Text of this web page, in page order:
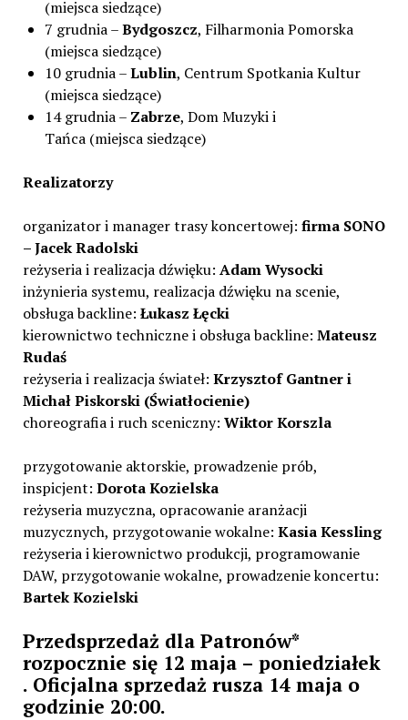
(miejsca siedzące)
7 grudnia –Bydgoszcz, Filharmonia Pomorska
(miejsca siedzące)
10 grudnia –Lublin, Centrum Spotkania Kultur
(miejsca siedzące)
14 grudnia – Zabrze, Dom Muzyki i
Tańca (miejsca siedzące)
Realizatorzy
organizator i manager trasy koncertowej: firma SONO
– Jacek Radolski
reżyseria i realizacja dźwięku: Adam Wysocki
inżynieria systemu, realizacja dźwięku na scenie,
obsługa backline: Łukasz Łęcki
kierownictwo techniczne i obsługa backline: Mateusz
Rudaś
reżyseria i realizacja świateł: Krzysztof Gantner i
Michał Piskorski (Światłocienie)
choreografia i ruch sceniczny: Wiktor Korszla
przygotowanie aktorskie, prowadzenie prób,
inspicjent: Dorota Kozielska
reżyseria muzyczna, opracowanie aranżacji
muzycznych, przygotowanie wokalne: Kasia Kessling
reżyseria i kierownictwo produkcji, programowanie
DAW, przygotowanie wokalne, prowadzenie koncertu:
Bartek Kozielski
Przedsprzedaż dla Patronów*
rozpocznie się 12 maja – poniedziałek
. Oficjalna sprzedaż rusza 14 maja o
godzinie 20:00.